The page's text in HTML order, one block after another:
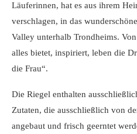
Läuferinnen, hat es aus ihrem
verschlagen, in das
Valley unterhalb Trondheims.
alles bietet, inspiriert, leben die
die Frau“.
Die Riegel enthalten
Zutaten, die ausschließlich von
angebaut und frisch geerntet